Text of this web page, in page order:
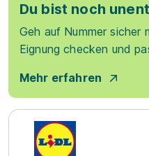
Du bist noch
Geh auf Nummer sicher
Eignung checken und
Mehr erfahren